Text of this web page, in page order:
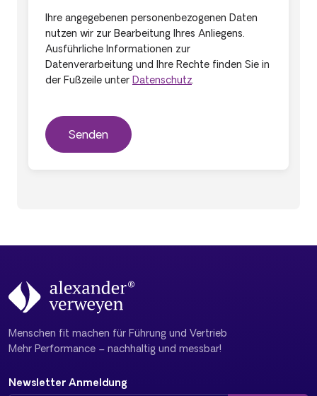
Ihre angegebenen personenbezogenen Daten
nutzen wir zur Bearbeitung Ihres Anliegens.
Ausführliche Informationen zur
Datenverarbeitung und Ihre Rechte finden Sie in
der Fußzeile unter Datenschutz
Menschen fit machen für Führung und Vertrieb
Mehr Performance – nachhaltig und messbar!
Newsletter Anmeldung